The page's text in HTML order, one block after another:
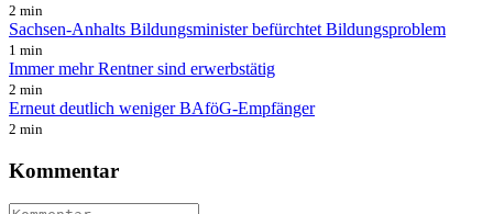
2 min
Sachsen-Anhalts Bildungsminister befürchtet Bildungsproblem
1 min
Immer mehr Rentner sind erwerbstätig
2 min
Erneut deutlich weniger BAföG-Empfänger
2 min
Kommentar